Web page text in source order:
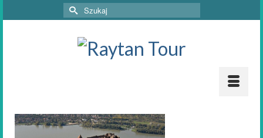
Szuklaj
w: